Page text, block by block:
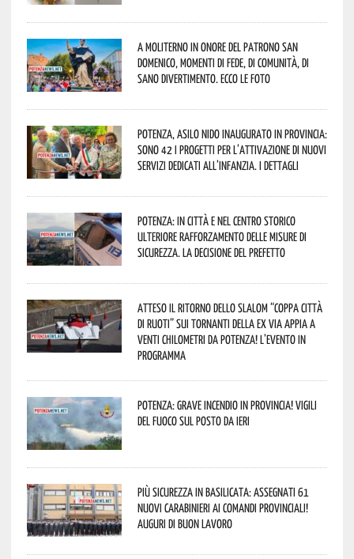
A Moliterno in onore del Patrono San
Domenico, momenti di fede, di comunità, di
sano divertimento. Ecco le foto
Potenza, asilo nido inaugurato in provincia:
sono 42 i progetti per l’attivazione di nuovi
servizi dedicati all’infanzia. I dettagli
Potenza: in città e nel centro storico
ulteriore rafforzamento delle misure di
sicurezza. La decisione del Prefetto
Atteso il ritorno dello slalom “Coppa Città
di Ruoti” sui tornanti della ex via Appia a
venti chilometri da Potenza! L’evento in
programma
Potenza: grave incendio in Provincia! Vigili
del fuoco sul posto da ieri
Più sicurezza in Basilicata: assegnati 61
nuovi Carabinieri ai Comandi provinciali!
Auguri di buon lavoro